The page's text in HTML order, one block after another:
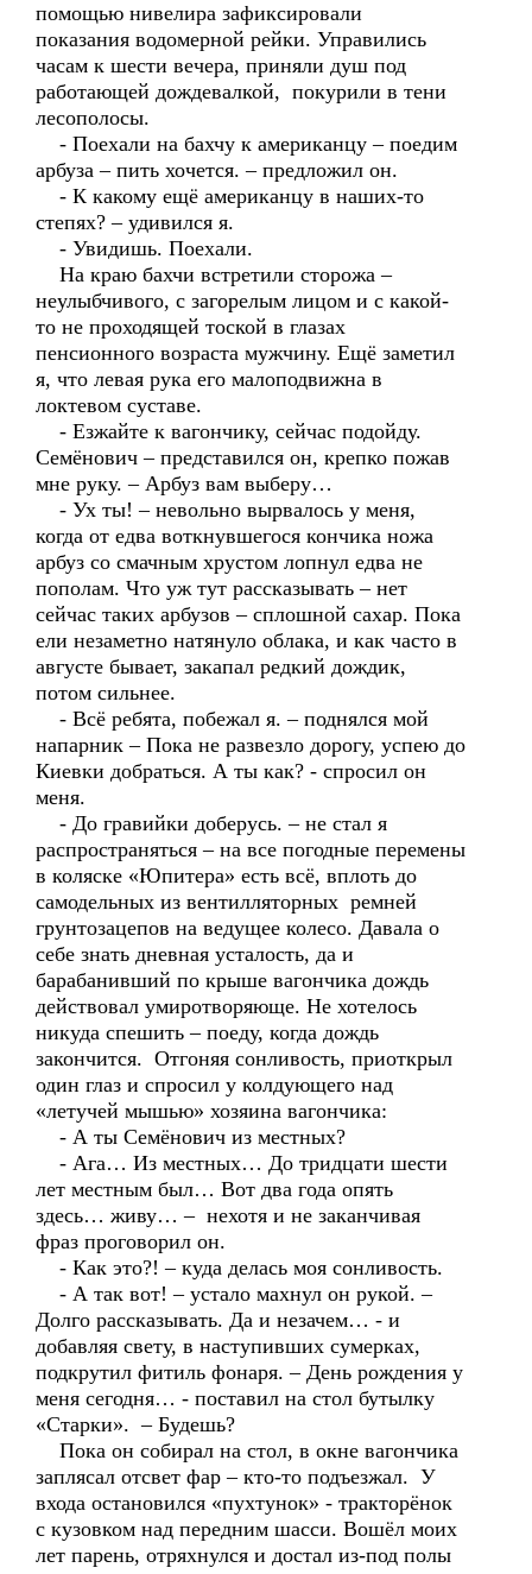
помощью нивелира зафиксировали
показания водомерной рейки. Управились
часам к шести вечера, приняли душ под
работающей дождевалкой, покурили в тени
лесополосы.
- Поехали на бахчу к американцу – поедим
арбуза – пить хочется. – предложил он.
- К какому ещё американцу в наших-то
степях? – удивился я.
- Увидишь. Поехали.
На краю бахчи встретили сторожа –
неулыбчивого, с загорелым лицом и с какой-
то не проходящей тоской в глазах
пенсионного возраста мужчину. Ещё заметил
я, что левая рука его малоподвижна в
локтевом суставе.
- Езжайте к вагончику, сейчас подойду.
Семёнович – представился он, крепко пожав
мне руку. – Арбуз вам выберу…
- Ух ты! – невольно вырвалось у меня,
когда от едва воткнувшегося кончика ножа
арбуз со смачным хрустом лопнул едва не
пополам. Что уж тут рассказывать – нет
сейчас таких арбузов – сплошной сахар. Пока
ели незаметно натянуло облака, и как часто в
августе бывает, закапал редкий дождик,
потом сильнее.
- Всё ребята, побежал я. – поднялся мой
напарник – Пока не развезло дорогу, успею до
Киевки добраться. А ты как? - спросил он
меня.
- До гравийки доберусь. – не стал я
распространяться – на все погодные перемены
в коляске «Юпитера» есть всё, вплоть до
самодельных из вентилляторных ремней
грунтозацепов на ведущее колесо. Давала о
себе знать дневная усталость, да и
барабанивший по крыше вагончика дождь
действовал умиротворяюще. Не хотелось
никуда спешить – поеду, когда дождь
закончится. Отгоняя сонливость, приоткрыл
один глаз и спросил у колдующего над
«летучей мышью» хозяина вагончика:
- А ты Семёнович из местных?
- Ага… Из местных… До тридцати шести
лет местным был… Вот два года опять
здесь… живу… – нехотя и не заканчивая
фраз проговорил он.
- Как это?! – куда делась моя сонливость.
- А так вот! – устало махнул он рукой. –
Долго рассказывать. Да и незачем… - и
добавляя свету, в наступивших сумерках,
подкрутил фитиль фонаря. – День рождения у
меня сегодня… - поставил на стол бутылку
«Старки». – Будешь?
Пока он собирал на стол, в окне вагончика
заплясал отсвет фар – кто-то подъезжал. У
входа остановился «пухтунок» - тракторёнок
с кузовком над передним шасси. Вошёл моих
лет парень, отряхнулся и достал из-под полы